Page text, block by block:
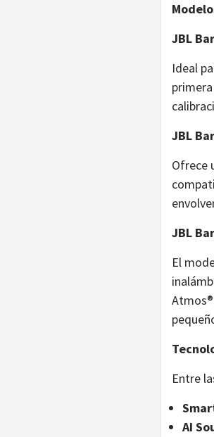
JBL
Ideal
JBL
Ofrece
JBL
El
Entre
AI